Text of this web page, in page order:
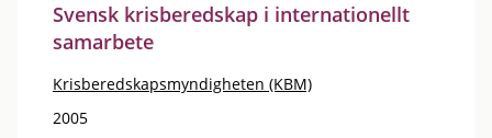
Svensk krisberedskap i internationellt
samarbete
Krisberedskapsmyndigheten (KBM)
2005